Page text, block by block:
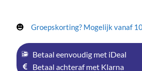
Groepskorting? Mogelijk vanaf
Betaal eenvoudig met iDeal
Betaal achteraf met Klarna